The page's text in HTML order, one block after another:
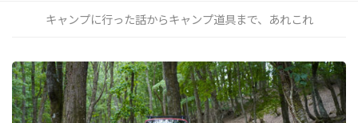
キャンプに行った話からキャンプ道具まで、あれこれ